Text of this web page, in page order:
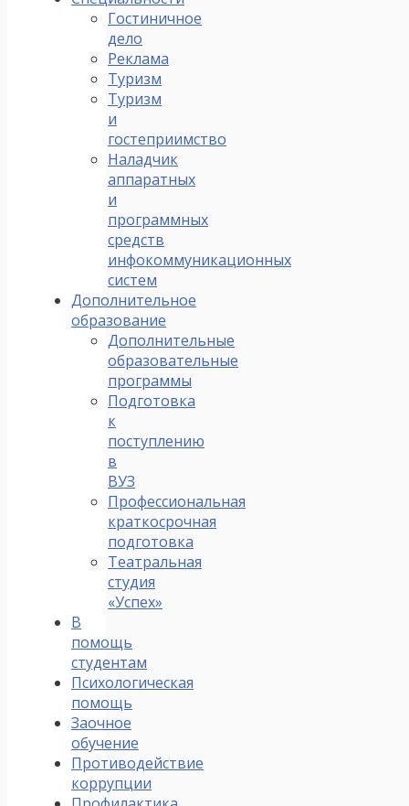
Гостиничное
дело
Реклама
Туризм
Туризм
и
гостеприимство
Наладчик
аппаратных
и
программных
средств
инфокоммуникационных
систем
Дополнительное
образование
Дополнительные
образовательные
программы
Подготовка
к
поступлению
в
ВУЗ
Профессиональная
краткосрочная
подготовка
Театральная
студия
«Успех»
В
помощь
студентам
Психологическая
помощь
Заочное
обучение
Противодействие
коррупции